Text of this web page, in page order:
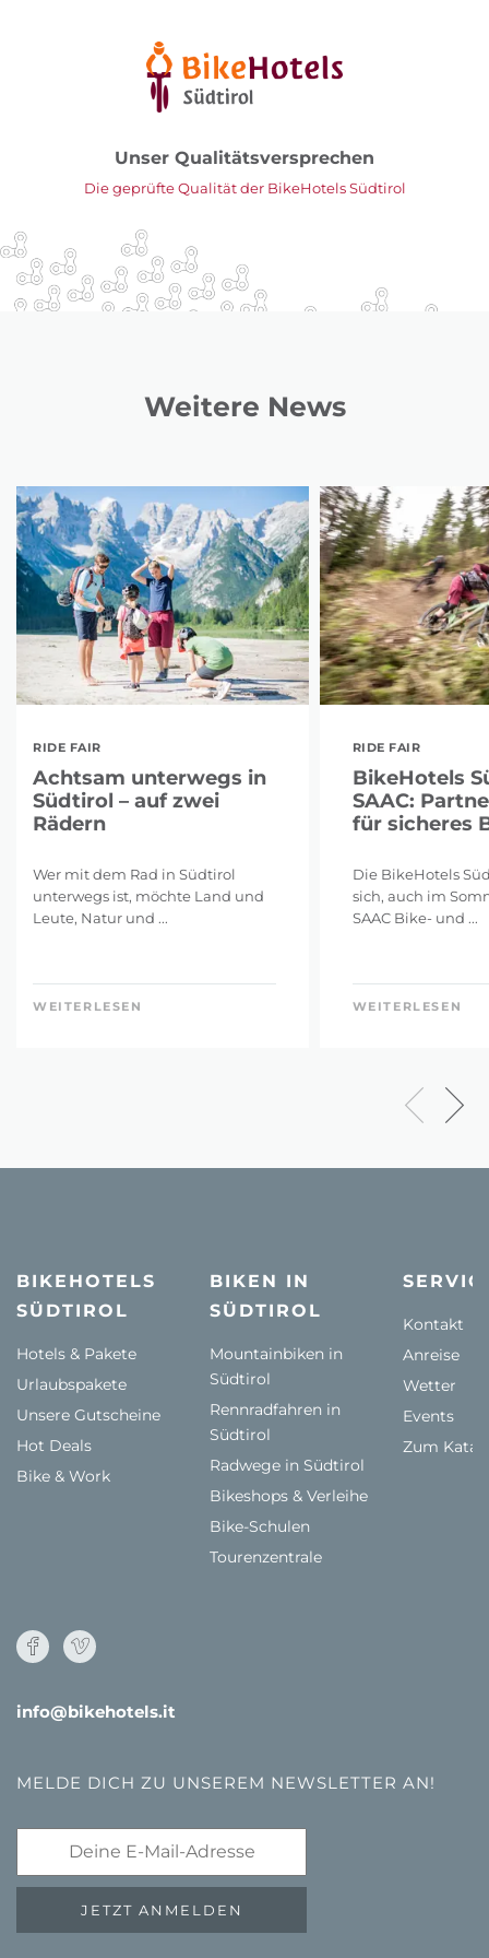
Unser Qualitätsversprechen
Die geprüfte Qualität der BikeHotels Südtirol
Weitere News
RIDE FAIR
Achtsam unterwegs in
Südtirol – auf zwei
Rädern
Wer mit dem Rad in Südtirol
unterwegs ist, möchte Land und
Leute, Natur und ...
WEITERLESEN
RIDE FAIR
BikeHotels
SAAC:
für sicheres
Die BikeHotels
sich, auch im
SAAC Bike- und ...
WEITERLESEN
BIKEHOTELS
SÜDTIROL
Hotels & Pakete
Urlaubspakete
Unsere Gutscheine
Hot Deals
Bike & Work
BIKEN IN
SÜDTIROL
Mountainbiken in
Südtirol
Rennradfahren in
Südtirol
Radwege in Südtirol
Bikeshops & Verleihe
Bike-Schulen
Tourenzentrale
Kontakt
Anreise
Wetter
Events
Zum
info@bikehotels.it
MELDE DICH ZU UNSEREM NEWSLETTER AN!
JETZT ANMELDEN